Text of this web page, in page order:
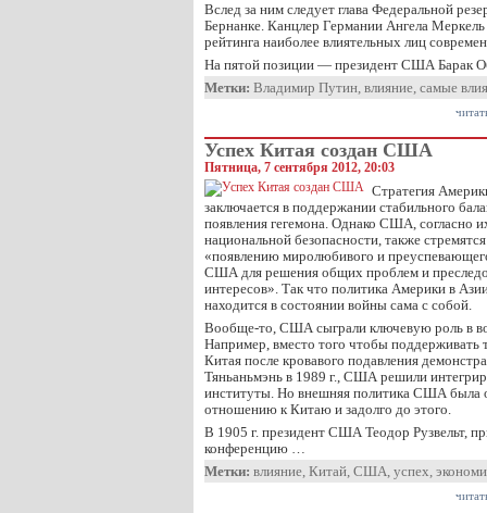
Вслед за ним следует глава Федеральной
Бернанке. Канцлер Германии Ангела
рейтинга наиболее влиятельных лиц
На пятой позиции — президент США Барак
Метки: Владимир Путин, влияние, самые
Успех Китая создан США
Пятница, 7 сентября 2012, 20:03
Стратегия
заключается в поддержании стабильного
появления гегемона. Однако США, согласно
национальной безопасности, также
«появлению миролюбивого и
США для решения общих проблем и
интересов». Так что политика Америки в
находится в состоянии войны сама с собой.
Вообще-то, США сыграли ключевую роль в
Например, вместо того чтобы поддерживать
Китая после кровавого подавления
Тяньаньмэнь в 1989 г., США решили
институты. Но внешняя политика США была
отношению к Китаю и задолго до этого.
В 1905 г. президент США Теодор Рузвельт,
конференцию …
Метки: влияние, Китай, США, успех,